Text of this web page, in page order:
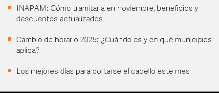
INAPAM: Cómo tramitarla en noviembre, beneficios y
descuentos actualizados
Cambio de horario 2025: ¿Cuándo es y en qué municipios
aplica?
Los mejores días para cortarse el cabello este mes